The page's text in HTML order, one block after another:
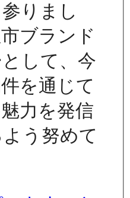
りまし
ブランド
して、今
を通じて
力を発信
う努めて